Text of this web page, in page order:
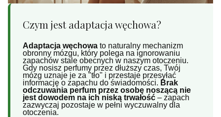
Czym jest adaptacja węchowa?
Adaptacja węchowa to naturalny mechanizm
obronny mózgu, który polega na ignorowaniu
zapachów stale obecnych w naszym otoczeniu.
Gdy nosisz perfumy przez dłuższy czas, Twój
mózg uznaje je za "tło" i przestaje przesyłać
informację o zapachu do świadomości. Brak
odczuwania perfum przez osobę noszącą nie
jest dowodem na ich niską trwałość – zapach
zazwyczaj pozostaje w pełni wyczuwalny dla
otoczenia.